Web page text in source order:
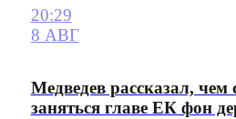
20:29
8 АВГ
Медведев рассказал, чем
заняться главе ЕК фон